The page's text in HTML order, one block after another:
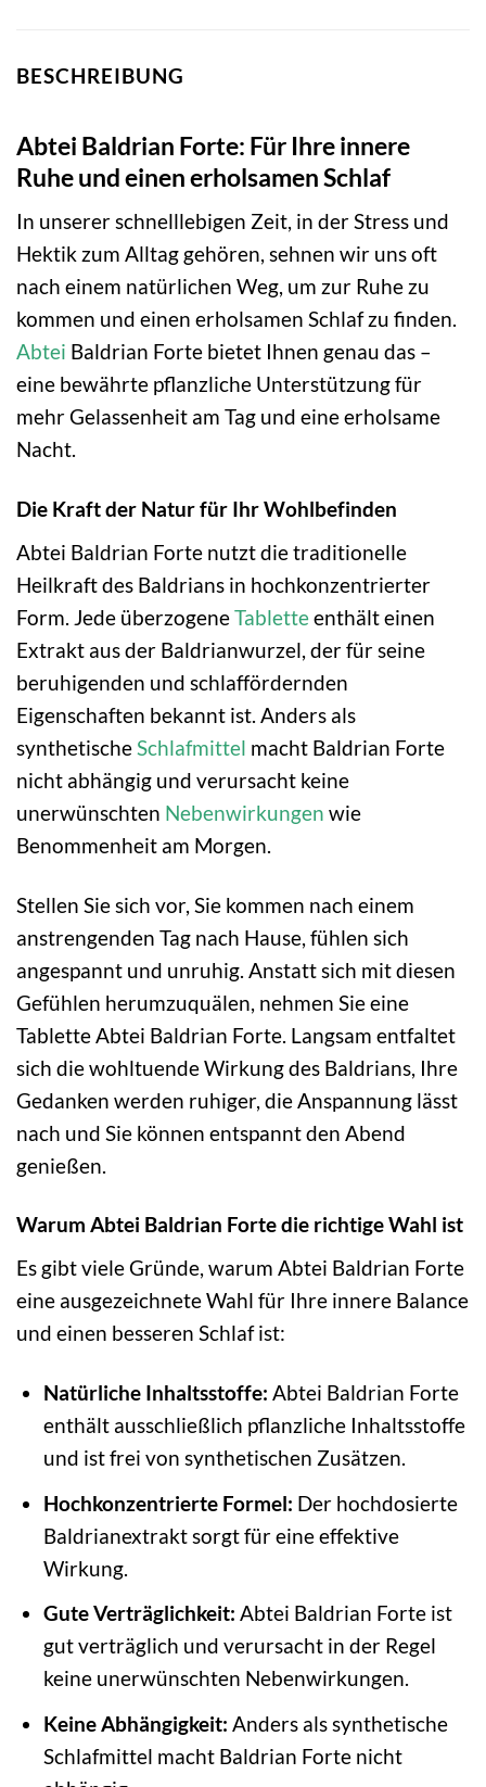
BESCHREIBUNG
Abtei Baldrian Forte: Für Ihre innere
Ruhe und einen erholsamen Schlaf
In unserer schnelllebigen Zeit, in der Stress und
Hektik zum Alltag gehören, sehnen wir uns oft
nach einem natürlichen Weg, um zur Ruhe zu
kommen und einen erholsamen Schlaf zu finden.
Abtei Baldrian Forte bietet Ihnen genau das –
eine bewährte pflanzliche Unterstützung für
mehr Gelassenheit am Tag und eine erholsame
Nacht.
Die Kraft der Natur für Ihr Wohlbefinden
Abtei Baldrian Forte nutzt die traditionelle
Heilkraft des Baldrians in hochkonzentrierter
Form. Jede überzogeneTabletteenthält einen
Extrakt aus der Baldrianwurzel, der für seine
beruhigenden und schlaffördernden
Eigenschaften bekannt ist. Anders als
synthetische Schlafmittel macht Baldrian Forte
nicht abhängig und verursacht keine
unerwünschten Nebenwirkungen wie
Benommenheit am Morgen.
Stellen Sie sich vor, Sie kommen nach einem
anstrengenden Tag nach Hause, fühlen sich
angespannt und unruhig. Anstatt sich mit diesen
Gefühlen herumzuquälen, nehmen Sie eine
Tablette Abtei Baldrian Forte. Langsam entfaltet
sich die wohltuende Wirkung des Baldrians, Ihre
Gedanken werden ruhiger, die Anspannung lässt
nach und Sie können entspannt den Abend
genießen.
Warum Abtei Baldrian Forte die richtige Wahl ist
Es gibt viele Gründe, warum Abtei Baldrian Forte
eine ausgezeichnete Wahl für Ihre innere Balance
und einen besseren Schlaf ist:
Natürliche Inhaltsstoffe: Abtei Baldrian Forte
enthält ausschließlich pflanzliche Inhaltsstoffe
und ist frei von synthetischen Zusätzen.
Hochkonzentrierte Formel: Der hochdosierte
Baldrianextrakt sorgt für eine effektive
Wirkung.
Gute Verträglichkeit: Abtei Baldrian Forte ist
gut verträglich und verursacht in der Regel
keine unerwünschten Nebenwirkungen.
Keine Abhängigkeit: Anders als synthetische
Schlafmittel macht Baldrian Forte nicht